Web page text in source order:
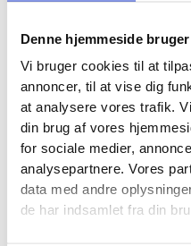
Denne hjemmeside
Vi bruger cookies til at
annoncer, til at vise dig
at analysere vores trafik.
din brug af vores
for sociale medier,
analysepartnere. Vores
data med andre
de har indsamlet fra din
værdifuldt som selve
kunder læser med.
Hvad der typisk indgår i
Profile optimering
Det giver først værdi,
når det bliver pakket ind
bør en seriøs indsats